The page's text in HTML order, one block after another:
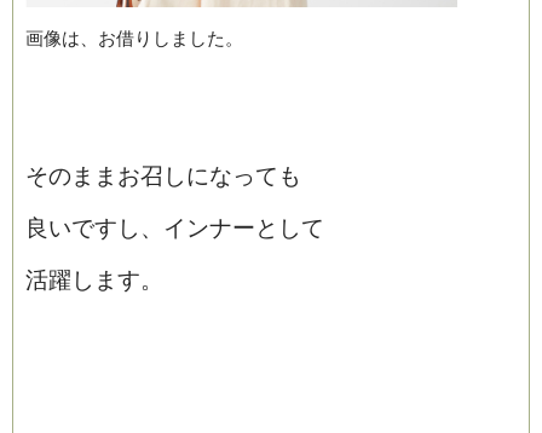
画像は、お借りしました。
そのままお召しになっても
良いですし、インナーとして
活躍します。